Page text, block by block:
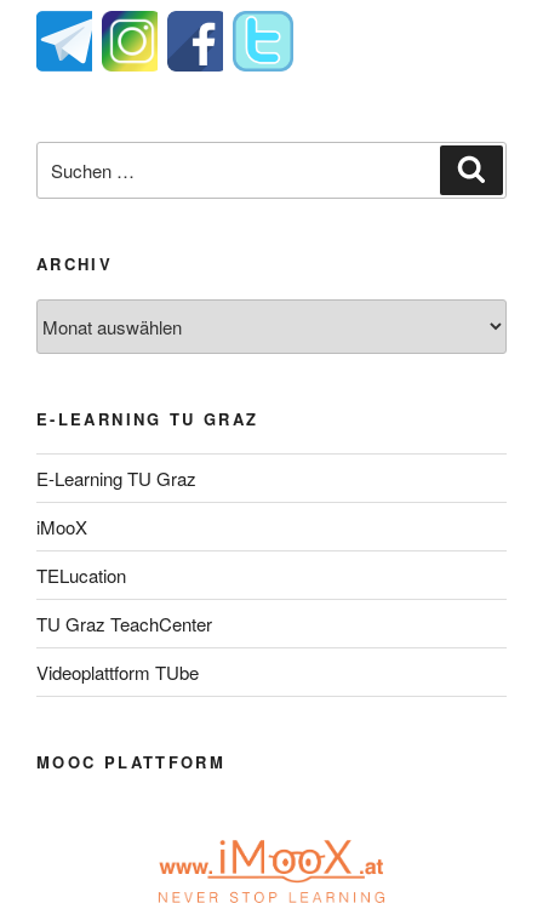
nach:
ARCHIV
E-LEARNING TU GRAZ
E-Learning TU Graz
iMooX
TELucation
TU Graz TeachCenter
Videoplattform TUbe
MOOC PLATTFORM